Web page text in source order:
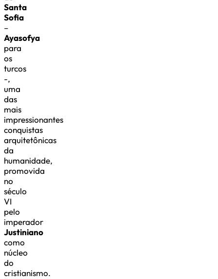
Santa
Sofia
–
Ayasofya
para
os
turcos
-,
uma
das
mais
impressionantes
conquistas
arquitetônicas
da
humanidade,
promovida
no
século
VI
pelo
imperador
Justiniano
como
núcleo
do
cristianismo.